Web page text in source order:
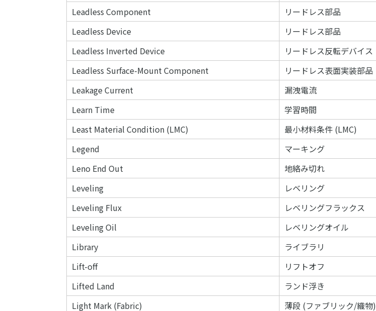
Leadless Component
リードレス部品
Leadless Device
リードレス部品
Leadless Inverted Device
リードレス反転デバイス
Leadless Surface-Mount Component
リードレス表面実装部品
Leakage Current
漏洩電流
Learn Time
学習時間
Least Material Condition (LMC)
最小材料条件 (LMC)
Legend
マーキング
Leno End Out
地絡み切れ
Leveling
レベリング
Leveling Flux
レベリングフラックス
Leveling Oil
レベリングオイル
Library
ライブラリ
Lift-off
リフトオフ
Lifted Land
ランド浮き
Light Mark (Fabric)
薄段 (ファブリック/織物)